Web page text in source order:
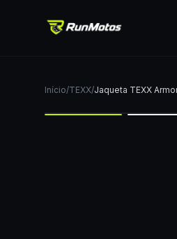
Início/TEXX/Jaqueta TEXX